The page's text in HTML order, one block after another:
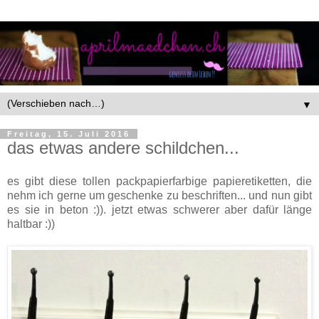
▼
Freitag, 15. Juli 2016
das etwas andere schildchen...
es gibt diese tollen packpapierfarbige papieretiketten, die
nehm ich gerne um geschenke zu beschriften... und nun gibt
es sie in beton :)). jetzt etwas schwerer aber dafür länge
haltbar :))